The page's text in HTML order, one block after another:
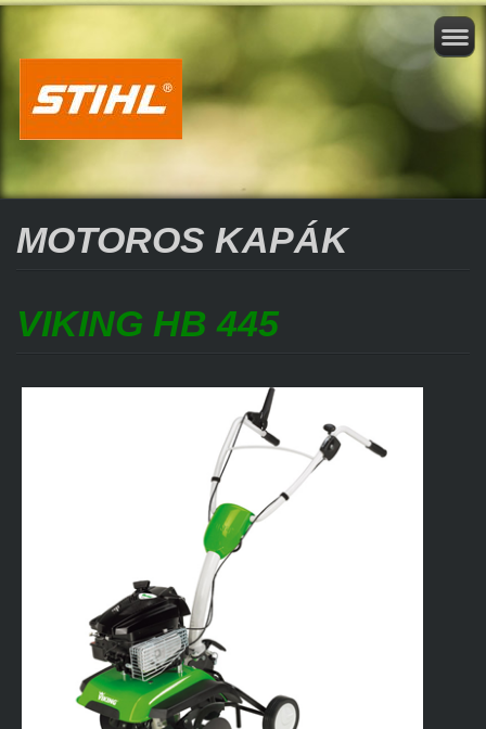
MOTOROS KAPÁK
VIKING HB 445